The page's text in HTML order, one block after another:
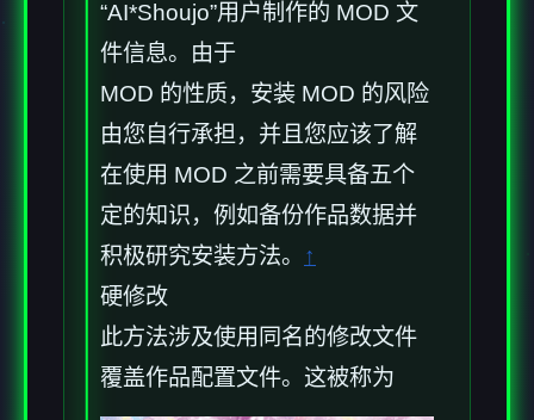
“AI*Shoujo”用户制作的 MOD 文
件信息。由于
MOD 的性质，安装 MOD 的风险
由您自行承担，并且您应该了解
在使用 MOD 之前需要具备五个
定的知识，例如备份作品数据并
积极研究安装方法。 ↑
硬修改
此方法涉及使用同名的修改文件
覆盖作品配置文件。这被称为